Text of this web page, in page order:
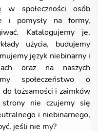
w społeczności osób
i pomysły na formy,
Katalogujemy je,
użycia, budujemy
język niebinarny i
oraz na naszych
społeczeństwo o
do tożsamości i zaimków
nie czujemy się
i niebinarnego,
jeśli nie my?